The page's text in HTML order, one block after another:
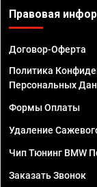
Правовая
Договор-Оферта
Политика
Персональных
Формы Оплаты
Удаление
Чип Тюнинг BMW
Заказать Звонок